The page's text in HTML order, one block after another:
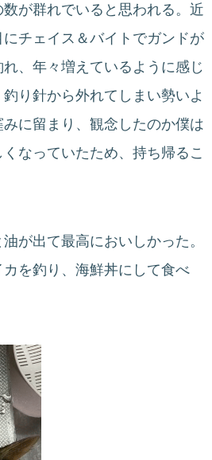
が群れでいると思われる。近
チェイス＆バイトでガンドが
、年々増えているように感じ
り針から外れてしまい勢いよ
に留まり、観念したのか僕は
なっていたため、持ち帰るこ
が出て最高においしかった。
を釣り、海鮮丼にして食べ